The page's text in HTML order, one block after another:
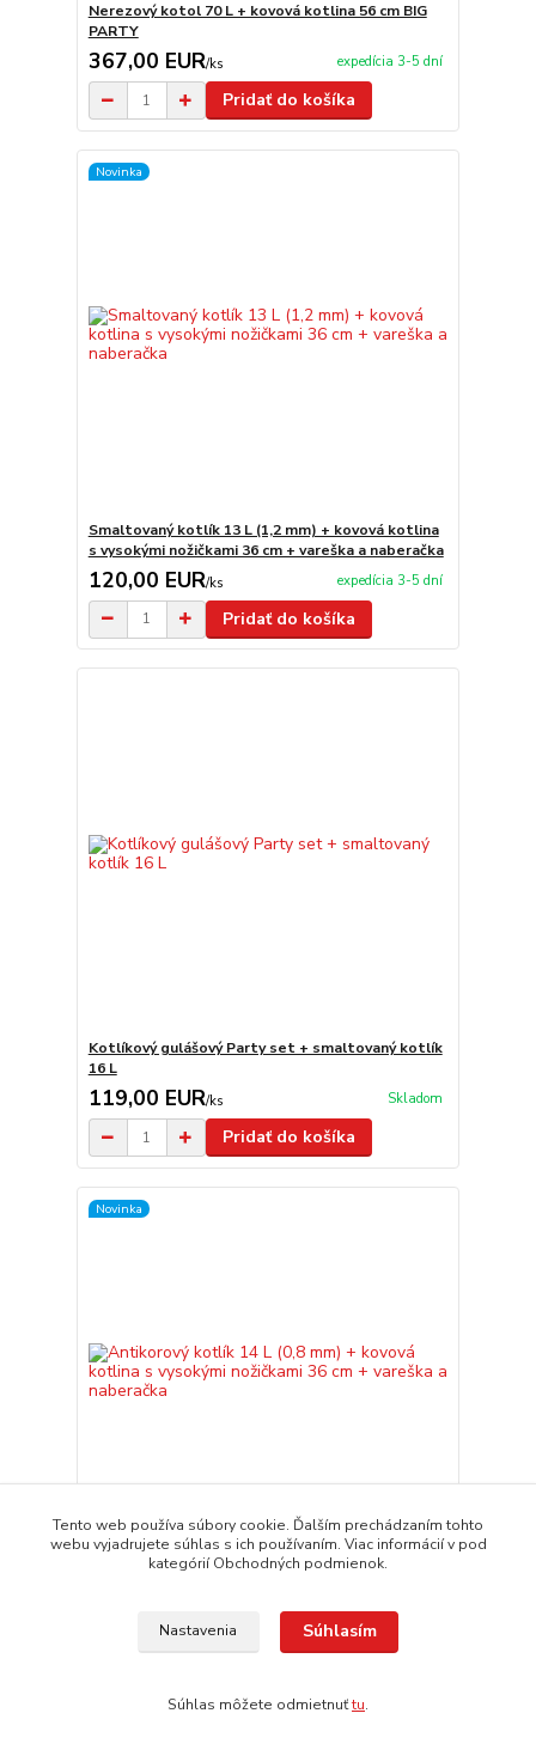
Nerezový kotol 70 L + kovová kotlina 56 cm BIG
PARTY
367,00 EUR/ks expedícia 3-5 dní
Pridať do košíka
Novinka
Smaltovaný kotlík 13 L (1,2 mm) + kovová kotlina
s vysokými nožičkami 36 cm + vareška a naberačka
120,00 EUR/ks expedícia 3-5 dní
Pridať do košíka
Kotlíkový gulášový Party set + smaltovaný kotlík
16 L
119,00 EUR/ks Skladom
Pridať do košíka
Novinka
Antikorový kotlík 14 L (0,8 mm) + kovová kotlina s
expedícia 3-5 dní
Pridať do košíka
Tento web používa súbory cookie. Ďalším prechádzaním tohto
webu vyjadrujete súhlas s ich používaním. Viac informácií v pod
kategórií Obchodných podmienok.
Nastavenia Súhlasím
Súhlas môžete odmietnuťtu.